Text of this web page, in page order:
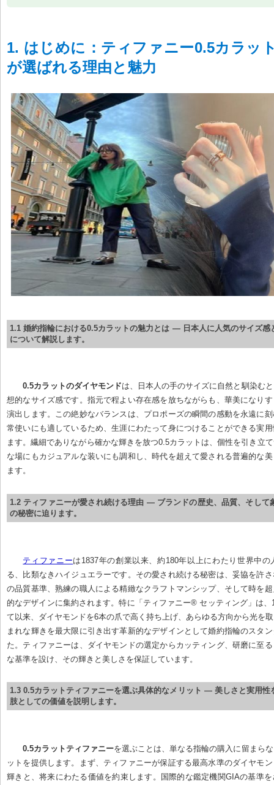
1. はじめに：ティファニー0.5カラッ
が選ばれる理由と魅力
1.1 婚約指輪における0.5カラットの魅力とは — 日本人に人気のサイズ感
について解説します。
0.5カラットのダイヤモンドは、日本人の手のサイズに自然と馴染む
想的なサイズ感です。指元で程よい存在感を放ちながらも、華美になり
演出します。この絶妙なバランスは、プロポーズの瞬間の感動を永遠に
常使いにも適しているため、生涯にわたって身につけることができる実
ます。繊細でありながら確かな輝きを放つ0.5カラットは、個性を引き立
な場にもカジュアルな装いにも調和し、時代を超えて愛される普遍的な
ます。
1.2 ティファニーが愛され続ける理由 — ブランドの歴史、品質、そして
の秘密に迫ります。
ティファニーは1837年の創業以来、約180年以上にわたり世界中の
る、比類なきハイジュエラーです。その愛され続ける秘密は、妥協を許
の品質基準、熟練の職人による精緻なクラフトマンシップ、そして時を
的なデザインに集約されます。特に「ティファニー® セッティング」は、
て以来、ダイヤモンドを6本の爪で高く持ち上げ、あらゆる方向から光を
まれな輝きを最大限に引き出す革新的なデザインとして婚約指輪のスタ
た。ティファニーは、ダイヤモンドの選定からカッティング、研磨に至
な基準を設け、その輝きと美しさを保証しています。
1.3 0.5カラットティファニーを選ぶ具体的なメリット — 美しさと実用性
肢としての価値を説明します。
0.5カラットティファニーを選ぶことは、単なる指輪の購入に留まら
ットを提供します。まず、ティファニーが保証する最高水準のダイヤモ
輝きと、将来にわたる価値を約束します。国際的な鑑定機関GIAの基準